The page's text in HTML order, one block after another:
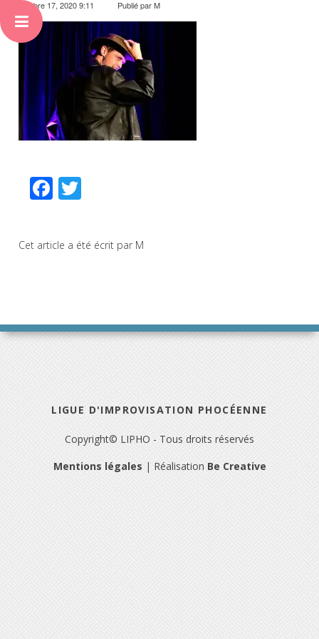
octobre 17, 2020 9:11 Publié parM
Facebook
Cet article a été écrit par M
LIGUE D'IMPROVISATION PHOCÉENNE
Copyright© LIPHO - Tous droits réservés
Mentions légales | Réalisation Be Creative